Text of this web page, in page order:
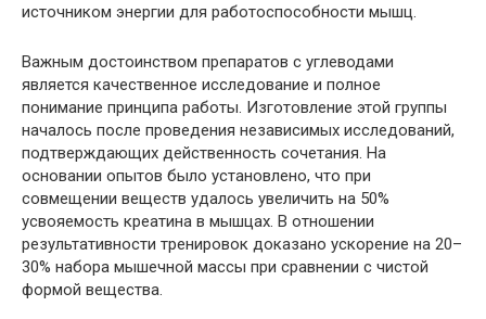
источником энергии для работоспособности мышц.
Важным достоинством препаратов с углеводами
является качественное исследование и полное
понимание принципа работы. Изготовление этой группы
началось после проведения независимых исследований,
подтверждающих действенность сочетания. На
основании опытов было установлено, что при
совмещении веществ удалось увеличить на 50%
усвояемость креатина в мышцах. В отношении
результативности тренировок доказано ускорение на 20–
30% набора мышечной массы при сравнении с чистой
формой вещества.